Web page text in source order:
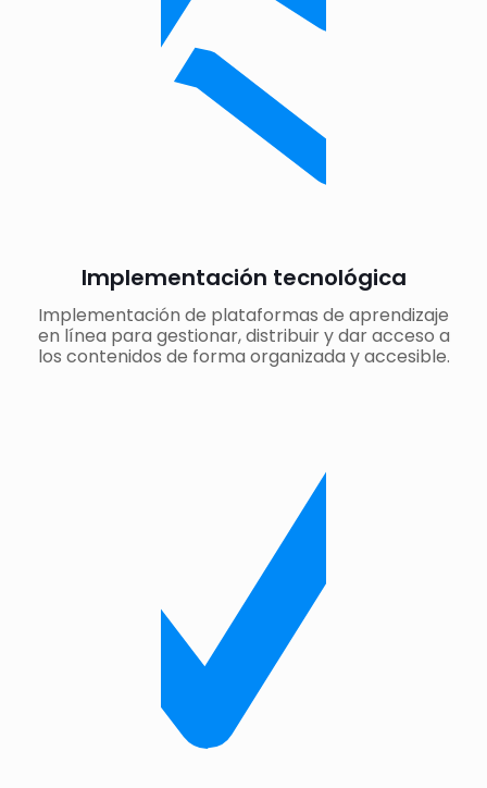
Implementación tecnológica
Implementación de plataformas de aprendizaje
en línea para gestionar, distribuir y dar acceso a
los contenidos de forma organizada y accesible.